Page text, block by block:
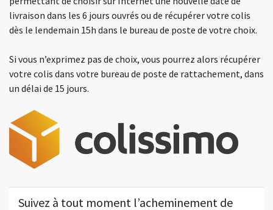
livraison dans les 6 jours ouvrés ou de récupérer votre colis
dès le lendemain 15h dans le bureau de poste de votre choix.
Si vous n’exprimez pas de choix, vous pourrez alors récupérer
votre colis dans votre bureau de poste de rattachement, dans
un délai de 15 jours.
Suivez à tout moment l’acheminement de